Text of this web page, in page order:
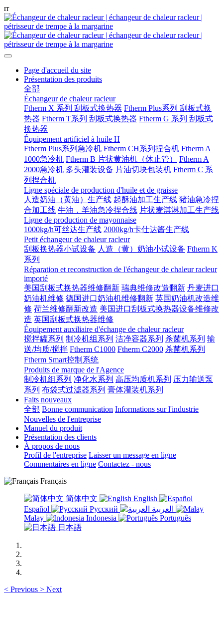
rr
Page d'accueil du site
Présentation des produits
全部
Échangeur de chaleur racleur
Ftherm X 系列 刮板式换热器 Ftherm Plus系列 刮板式换
热器 Ftherm T系列 刮板式换热器 Ftherm G 系列 刮板式
换热器
Équipement artificiel à huile H
Ftherm Plus系列急冷机 Ftherm CH系列捏合机 Ftherm A
1000急冷机 Ftherm B 片状黄油机（休止管）
Ftherm A
2000急冷机 多头灌装设备 片油切块包装机 Ftherm C 系
列捏合机
Ligne spéciale de production d'huile et de graisse
人造奶油（黄油）生产线 起酥油加工生产线 猪油急冷捏
合加工线 牛油，羊油急冷捏合线 片状麦淇淋加工生产线
Ligne de production de mayonnaise
1000kg/h可丝达生产线 2000kg/h卡仕达酱生产线
Petit échangeur de chaleur racleur
刮板换热器小试设备 人造（黄）奶油小试设备 Ftherm K
系列
Réparation et reconstruction de l'échangeur de chaleur racleur
importé
美国刮板式换热器维修翻新 瑞典维修改造翻新 丹麦进口
奶油机维修 德国进口奶油机维修翻新 英国奶油机改造维
修 荷兰维修翻新改造 美国进口刮板式换热器设备维修改
造 英国刮板式换热器维修
Équipement auxiliaire d'échange de chaleur racleur
搅拌罐系列 制冷机组系列 洁净容器系列 杀菌机系列 输
送/均质/搅拌 Ftherm C1000 Ftherm C2000 杀菌机系列
Ftherm Smart控制系统
Produits de marque de l'Agence
制冷机组系列 净化水系列 高压均质机系列 压力输送泵
系列 布袋式过滤器系列 膏体灌装机系列
Faits nouveaux
全部 Bonne communication Informations sur l'industrie
Nouvelles de l'entreprise
Manuel du produit
Présentation des clients
À propos de nous
Profil de l'entreprise Laisser un message en ligne
Commentaires en ligne Contactez - nous
Français
简体中文
English
Español
Русский
Malay
Indonesia
Português
日本語
< Previous > Next